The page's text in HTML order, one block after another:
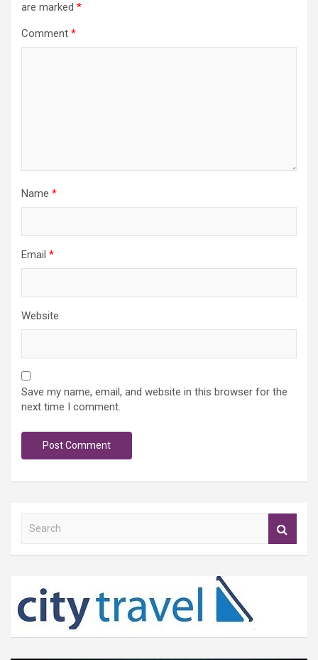
are marked *
Comment *
Name *
Email *
Website
Save my name, email, and website in this browser for the
next time I comment.
h